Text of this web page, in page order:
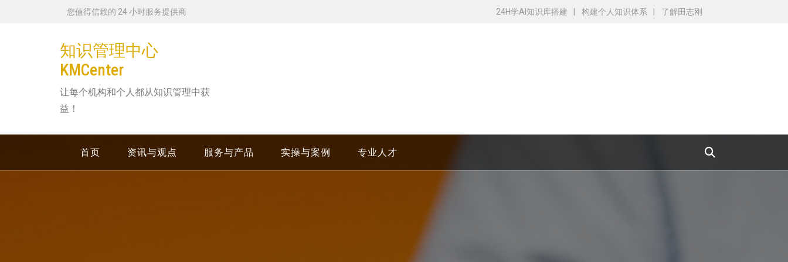
您值得信赖的 24 小时服务提供商 24H学AI知识库搭建 构建个人知识体系 了解田志刚
知识管理中心
KMCenter
让每个机构和个人都从知识管理中获
益！
首页 资讯与观点 服务与产品 实操与案例 专业人才